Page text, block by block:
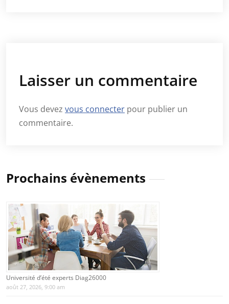
Laisser un commentaire
Vous devez vous connecter pour publier un
commentaire.
Prochains évènements
Université d’été experts Diag26000
août 27, 2026, 9:00 am